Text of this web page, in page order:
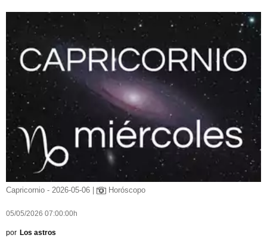
Capricornio - 2026-05-06 | Horóscopo
05/05/2026 07:00:00h
por Los astros